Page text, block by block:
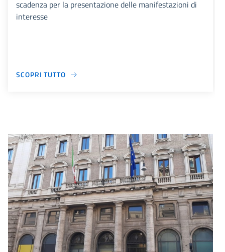
scadenza per la presentazione delle manifestazioni di
interesse
SCOPRI TUTTO